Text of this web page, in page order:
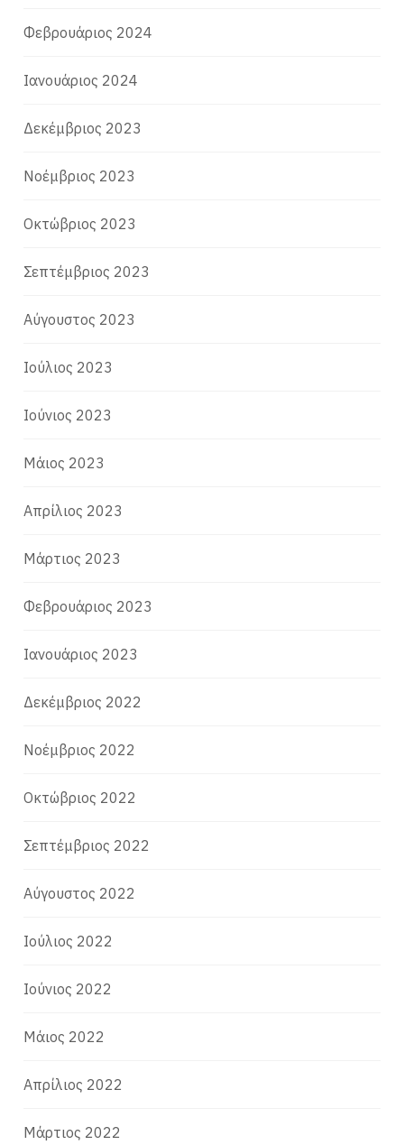
Φεβρουάριος 2024
Ιανουάριος 2024
Δεκέμβριος 2023
Νοέμβριος 2023
Οκτώβριος 2023
Σεπτέμβριος 2023
Αύγουστος 2023
Ιούλιος 2023
Ιούνιος 2023
Μάιος 2023
Απρίλιος 2023
Μάρτιος 2023
Φεβρουάριος 2023
Ιανουάριος 2023
Δεκέμβριος 2022
Νοέμβριος 2022
Οκτώβριος 2022
Σεπτέμβριος 2022
Αύγουστος 2022
Ιούλιος 2022
Ιούνιος 2022
Μάιος 2022
Απρίλιος 2022
Μάρτιος 2022